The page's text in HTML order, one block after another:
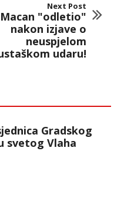
Next Post
Macan "odletio"
nakon izjave o
neuspjelom
udaru!
Gradskog
svetog Vlaha